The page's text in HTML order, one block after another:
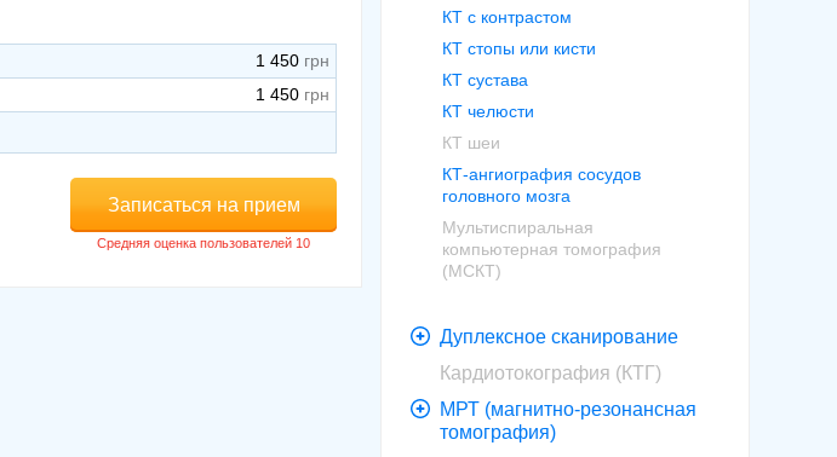
1 450
1 450
Записаться на прием
КТ с контрастом
КТ стопы или кисти
КТ сустава
КТ челюсти
КТ шеи
КТ-ангиография сосудов
головного мозга
Мультиспиральная
компьютерная томография
(МСКТ)
Дуплексное сканирование
Кардиотокография (КТГ)
МРТ (магнитно-резонансная
томография)